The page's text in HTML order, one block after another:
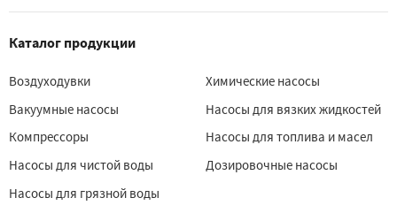
Каталог продукции
Воздуходувки
Вакуумные насосы
Компрессоры
Насосы для чистой воды
Насосы для грязной воды
Химические насосы
Насосы для вязких жидкостей
Насосы для топлива и масел
Дозировочные насосы